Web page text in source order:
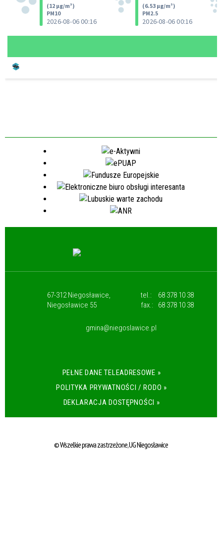
67-312 Niegosławice,
Niegosławice 55
tel.:
68 378 10 38
fax.:
68 378 10 38
gmina@niegoslawice.pl
PEŁNE DANE TELEADRESOWE »
POLITYKA PRYWATNOŚCI / RODO »
DEKLARACJA DOSTĘPNOŚCI »
© Wszelkie prawa zastrzeżone, UG Niegosławice